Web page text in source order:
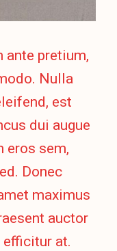
ante pretium,
Nulla
est
dui augue
eros sem,
Donec
maximus
auctor
efficitur at.